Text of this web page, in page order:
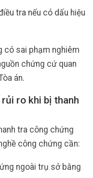
tra nếu có dấu hiệu
có sai phạm nghiêm
chứng cứ quan
án.
ro khi bị thanh
tra công chứng
công chứng cần:
ngoài trụ sở bằng